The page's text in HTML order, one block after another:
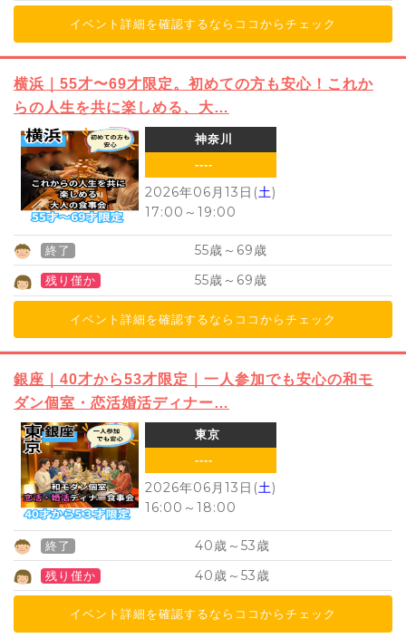
イベント詳細を確認するならココからチェック
横浜｜55才〜69才限定。初めての方も安心！これか
らの人生を共に楽しめる、大…
神奈川
----
2026年06月13日(土)
17:00 ～ 19:00
終了 55歳～ 69歳
残り僅か 55歳～ 69歳
イベント詳細を確認するならココからチェック
銀座｜40才から53才限定｜一人参加でも安心の和モ
ダン個室・恋活婚活ディナー…
東京
----
2026年06月13日(土)
16:00 ～ 18:00
終了 40歳～ 53歳
残り僅か 40歳～ 53歳
イベント詳細を確認するならココからチェック